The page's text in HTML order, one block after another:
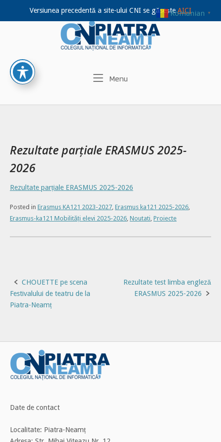
Versiunea precedentă a site-ului CNI se găseșteAICI
Home
Menu
Rezultate parțiale ERASMUS 2025-
2026
Rezultate parțiale ERASMUS 2025-2026
Posted in Erasmus KA121 2023-2027, Erasmus ka121 2025-2026,
Erasmus-ka121 Mobilități elevi 2025-2026, Noutati, Proiecte
Post
navigation
CHOUETTE pe scena
Festivalului de teatru de la
Piatra-Neamț
Rezultate test limba engleză
ERASMUS 2025-2026
Date de contact
Localitate: Piatra-Neamț
Romanian ▼